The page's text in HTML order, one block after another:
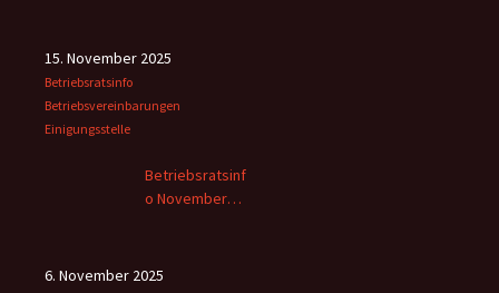
15. November 2025
Betriebsratsinfo
Betriebsvereinbarungen
Einigungsstelle
Betriebsratsinf
o November
6. November 2025